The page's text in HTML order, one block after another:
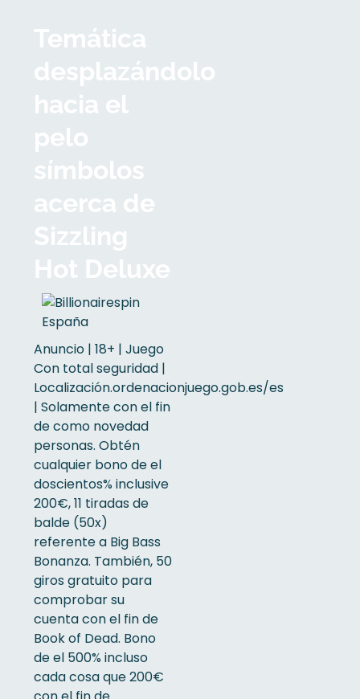
Temática
desplazándolo
hacia el
pelo
símbolos
acerca de
Sizzling
Hot Deluxe
Anuncio | 18+ | Juego
Con total seguridad |
Localización.ordenacionjuego.gob.es/es
| Solamente con el fin
de como novedad
personas. Obtén
cualquier bono de el
doscientos% inclusive
200€, 11 tiradas de
balde (50x)
referente a Big Bass
Bonanza. También, 50
giros gratuito para
comprobar su
cuenta con el fin de
Book of Dead. Bono
de el 500% incluso
cada cosa que 200€